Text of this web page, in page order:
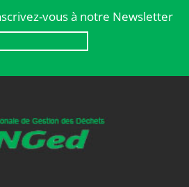
vous à notre Newsletter